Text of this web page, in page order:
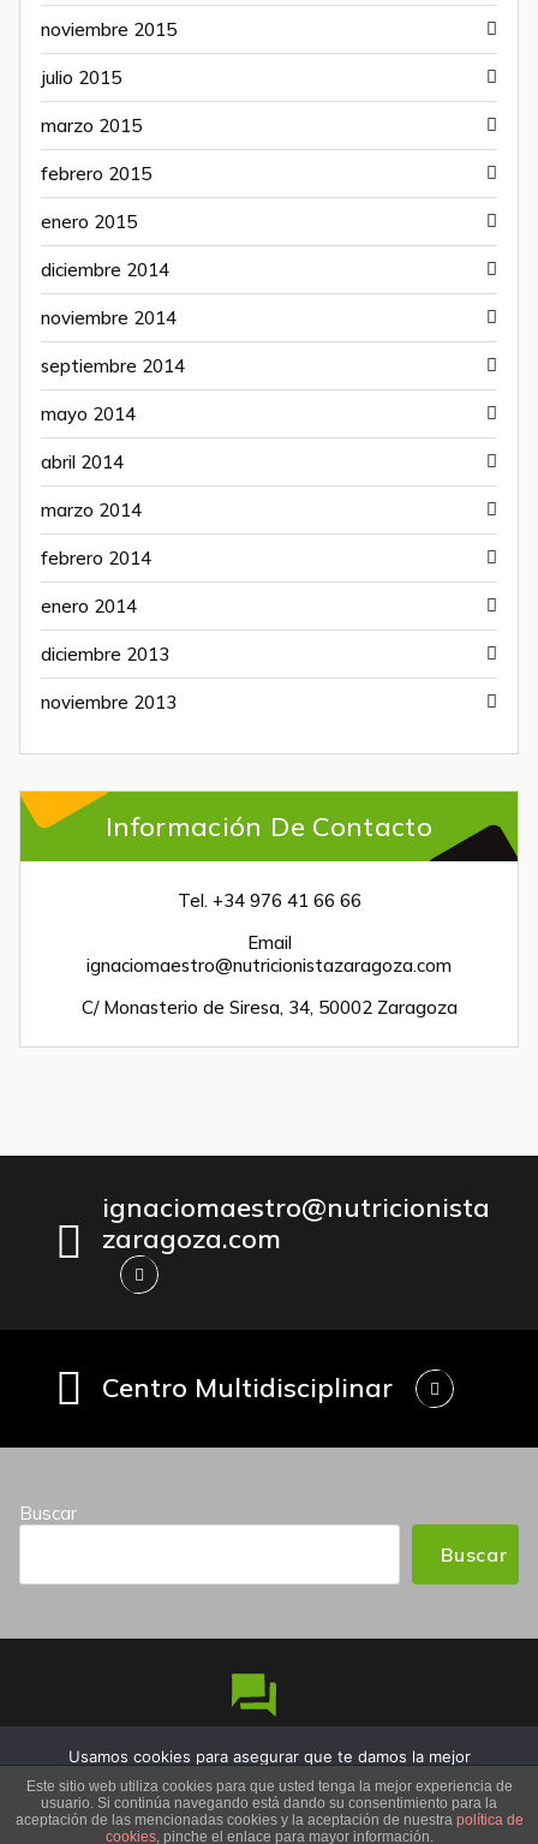
noviembre 2015
julio 2015
marzo 2015
febrero 2015
enero 2015
diciembre 2014
noviembre 2014
septiembre 2014
mayo 2014
abril 2014
marzo 2014
febrero 2014
enero 2014
diciembre 2013
noviembre 2013
Información De Contacto
Tel. +34 976 41 66 66
Email
ignaciomaestro@nutricionistazaragoza.com
C/ Monasterio de Siresa, 34, 50002 Zaragoza
ignaciomaestro@nutricionista
zaragoza.com
Centro Multidisciplinar
Buscar
Buscar
Copyright © 2026 Iñaki Maestro Nutricionista | Funciona
gracias aOwlPress
Este sitio web utiliza cookies para que usted tenga la mejor experiencia de
usuario. Si continúa navegando está dando su consentimiento para la
aceptación de las mencionadas cookies y la aceptación de nuestra política de
cookies, pinche el enlace para mayor información.
Usamos cookies para asegurar que te damos la mejor
experiencia en nuestra web. Si continúas usando este sitio,
asumiremos que estás de acuerdo con ello.